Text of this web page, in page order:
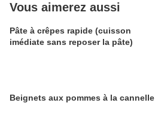
Vous aimerez aussi
Pâte à crêpes rapide (cuisson
imédiate sans reposer la pâte)
Beignets aux pommes à la cannelle